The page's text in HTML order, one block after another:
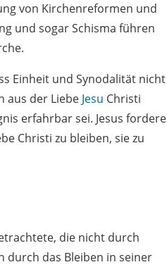
von Kirchenreformen und
und sogar Schisma führen
Einheit und Synodalität nicht
aus der Liebe Jesu Christi
erfahrbar sei. Jesus fordere
Christi zu bleiben, sie zu
die nicht durch
durch das Bleiben in seiner